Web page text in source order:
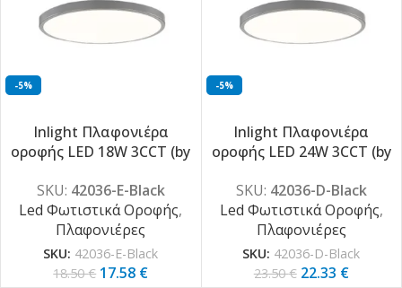
-5%
Inlight Πλαφονιέρα
οροφής LED 18W 3CCT (by
απόχρωση D:23×2,5cm
(42036-E-Black)
SKU: 42036-E-Black
Led Φωτιστικά Οροφής,
Πλαφονιέρες
SKU: 42036-E-Black
18.50€ 17.58 €
-5%
Inlight Πλαφονιέρα
οροφής LED 24W 3CCT (by
απόχρωση D:30×2,5cm
(42036-D-Black)
SKU: 42036-D-Black
Led Φωτιστικά Οροφής,
Πλαφονιέρες
SKU: 42036-D-Black
23.50€ 22.33 €